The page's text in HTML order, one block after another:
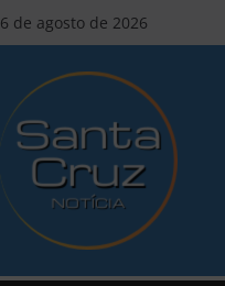
6 de agosto de 2026